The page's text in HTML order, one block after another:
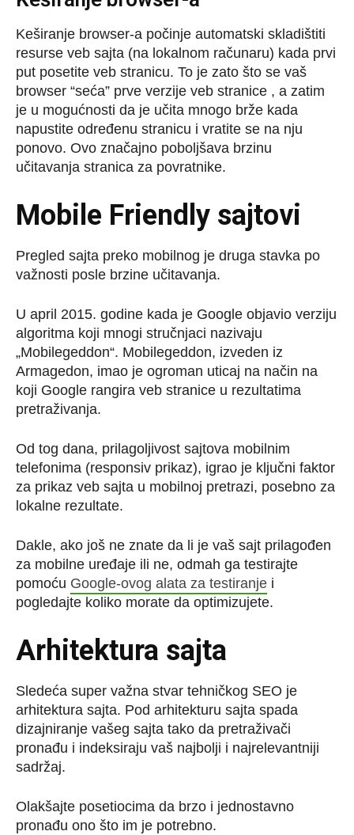
Keširanje browser-a počinje automatski skladištiti
resurse veb sajta (na lokalnom računaru) kada prvi
put posetite veb stranicu. To je zato što se vaš
browser “seća” prve verzije veb stranice , a zatim
je u mogućnosti da je učita mnogo brže kada
napustite određenu stranicu i vratite se na nju
ponovo. Ovo značajno poboljšava brzinu
učitavanja stranica za povratnike.
Mobile Friendly sajtovi
Pregled sajta preko mobilnog je druga stavka po
važnosti posle brzine učitavanja.
U april 2015. godine kada je Google objavio verziju
algoritma koji mnogi stručnjaci nazivaju
„Mobilegeddon“. Mobilegeddon, izveden iz
Armagedon, imao je ogroman uticaj na način na
koji Google rangira veb stranice u rezultatima
pretraživanja.
Od tog dana, prilagoljivost sajtova mobilnim
telefonima (responsiv prikaz), igrao je ključni faktor
za prikaz veb sajta u mobilnoj pretrazi, posebno za
lokalne rezultate.
Dakle, ako još ne znate da li je vaš sajt prilagođen
za mobilne uređaje ili ne, odmah ga testirajte
pomoću Google-ovog alata za testiranje i
pogledajte koliko morate da optimizujete.
Arhitektura sajta
Sledeća super važna stvar tehničkog SEO je
arhitektura sajta. Pod arhitekturu sajta spada
dizajniranje vašeg sajta tako da pretraživači
pronađu i indeksiraju vaš najbolji i najrelevantniji
sadržaj.
Olakšajte posetiocima da brzo i jednostavno
pronađu ono što im je potrebno.